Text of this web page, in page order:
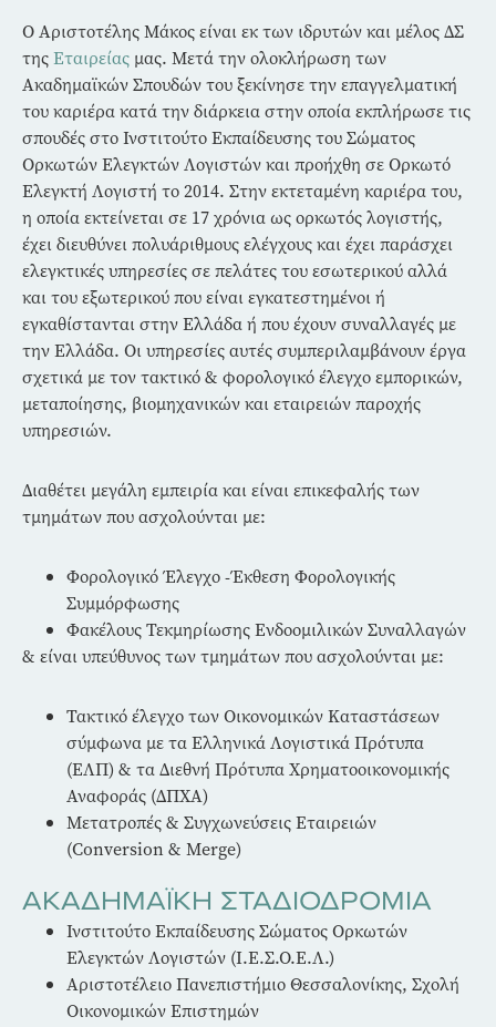
Ο Αριστοτέλης Μάκος είναι εκ των ιδρυτών και μέλος ΔΣ
τηςΕταιρείας μας. Μετά την ολοκλήρωση των
Ακαδημαϊκών Σπουδών του ξεκίνησε την επαγγελματική
του καριέρα κατά την διάρκεια στην οποία εκπλήρωσε τις
σπουδές στο Ινστιτούτο Εκπαίδευσης του Σώματος
Ορκωτών Ελεγκτών Λογιστών και προήχθη σε Ορκωτό
Ελεγκτή Λογιστή το 2014. Στην εκτεταμένη καριέρα του,
η οποία εκτείνεται σε 17 χρόνια ως ορκωτός λογιστής,
έχει διευθύνει πολυάριθμους ελέγχους και έχει παράσχει
ελεγκτικές υπηρεσίες σε πελάτες του εσωτερικού αλλά
και του εξωτερικού που είναι εγκατεστημένοι ή
εγκαθίστανται στην Ελλάδα ή που έχουν συναλλαγές με
την Ελλάδα. Οι υπηρεσίες αυτές συμπεριλαμβάνουν έργα
σχετικά με τον τακτικό & φορολογικό έλεγχο εμπορικών,
μεταποίησης, βιομηχανικών και εταιρειών παροχής
υπηρεσιών.
Διαθέτει μεγάλη εμπειρία και είναι επικεφαλής των
τμημάτων που ασχολούνται με:
Φορολογικό Έλεγχο -Έκθεση Φορολογικής
Συμμόρφωσης
Φακέλους Τεκμηρίωσης Ενδοομιλικών Συναλλαγών
& είναι υπεύθυνος των τμημάτων που ασχολούνται με:
Τακτικό έλεγχο των Οικονομικών Καταστάσεων
σύμφωνα με τα Ελληνικά Λογιστικά Πρότυπα
(ΕΛΠ) & τα Διεθνή Πρότυπα Χρηματοοικονομικής
Αναφοράς (ΔΠΧΑ)
Μετατροπές & Συγχωνεύσεις Εταιρειών
(Conversion & Merge)
ΑΚΑΔΗΜΑΪΚΗ ΣΤΑΔΙΟΔΡΟΜΙΑ
Ινστιτούτο Εκπαίδευσης Σώματος Ορκωτών
Ελεγκτών Λογιστών (Ι.Ε.Σ.Ο.Ε.Λ.)
Αριστοτέλειο Πανεπιστήμιο Θεσσαλονίκης, Σχολή
Οικονομικών Επιστημών